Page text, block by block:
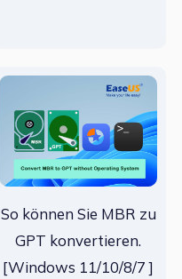
So können Sie MBR zu
GPT konvertieren.
[Windows 11/10/8/7 ]